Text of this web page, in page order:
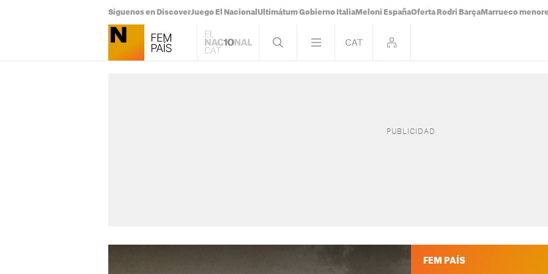
Síguenos en DiscoverJuego El Nacional Ultimátum Gobierno Italia Meloni EspañaOferta Rodri Barça Marrueco
FEM PAÍS